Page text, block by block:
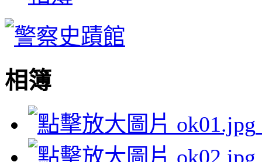
相簿